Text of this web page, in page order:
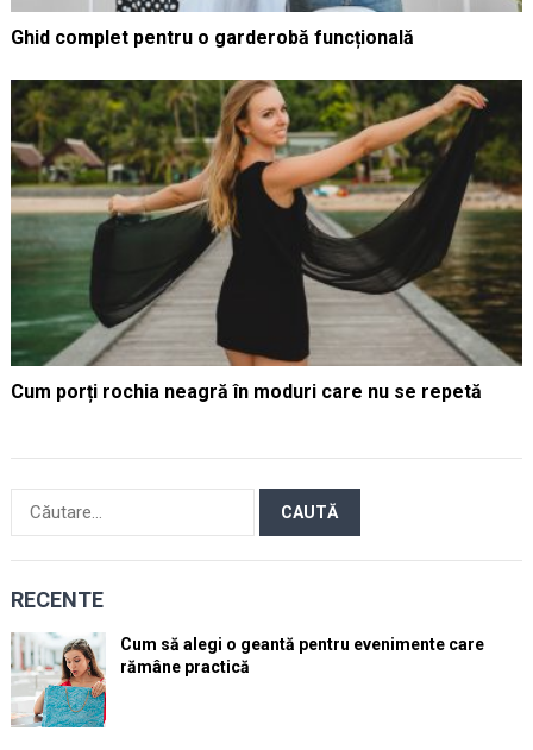
Ghid complet pentru o garderobă funcțională
Cum porți rochia neagră în moduri care nu se repetă
după:
RECENTE
Cum să alegi o geantă pentru evenimente care
rămâne practică